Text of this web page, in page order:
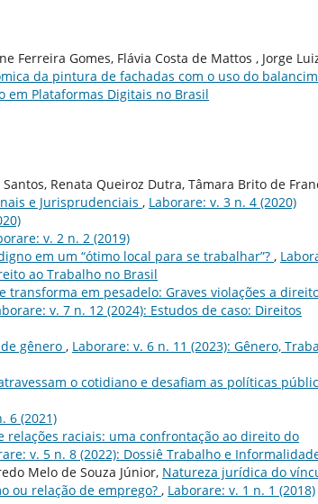
Ferreira Gomes, Flávia Costa de Mattos , Jorge
da pintura de fachadas com o uso do balancim
em Plataformas Digitais no Brasil
Renata Queiroz Dutra, Tâmara Brito de
e Jurisprudenciais , Laborare: v. 3 n. 4 (2020)
v. 2 n. 2 (2019)
em um “ótimo local para se trabalhar”? ,
ao Trabalho no Brasil
transforma em pesadelo: Graves violações a
v. 7 n. 12 (2024): Estudos de caso: Direitos
gênero , Laborare: v. 6 n. 11 (2023): Gênero,
o cotidiano e desafiam as políticas
6 (2021)
relações raciais: uma confrontação ao direito do
v. 5 n. 8 (2022): Dossiê Trabalho e
Melo de Souza Júnior, Natureza jurí­dica do
ou relação de emprego? , Laborare: v. 1 n. 1 (2018)